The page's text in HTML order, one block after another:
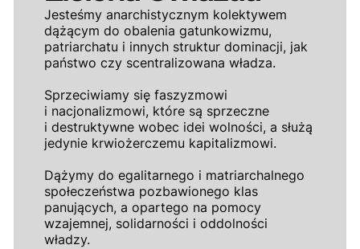
Jesteśmy anarchistycznym kolektywem
dążącym do obalenia gatunkowizmu,
patriarchatu i innych struktur dominacji, jak
państwo czy scentralizowana władza.
Sprzeciwiamy się faszyzmowi
i nacjonalizmowi, które są sprzeczne
i destruktywne wobec idei wolności, a służą
jedynie krwiożerczemu kapitalizmowi.
Dążymy do egalitarnego i matriarchalnego
społeczeństwa pozbawionego klas
panujących, a opartego na pomocy
wzajemnej, solidarności i oddolności
władzy.